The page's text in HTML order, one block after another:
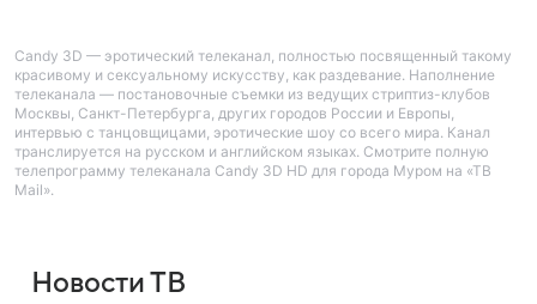
Candy 3D — эротический телеканал, полностью посвященный такому
красивому и сексуальному искусству, как раздевание. Наполнение
телеканала — постановочные съемки из ведущих стриптиз-клубов
Москвы, Санкт-Петербурга, других городов России и Европы,
интервью с танцовщицами, эротические шоу со всего мира. Канал
транслируется на русском и английском языках. Смотрите полную
телепрограмму телеканала Candy 3D HD для города Муром на «ТВ
Mail».
Новости ТВ